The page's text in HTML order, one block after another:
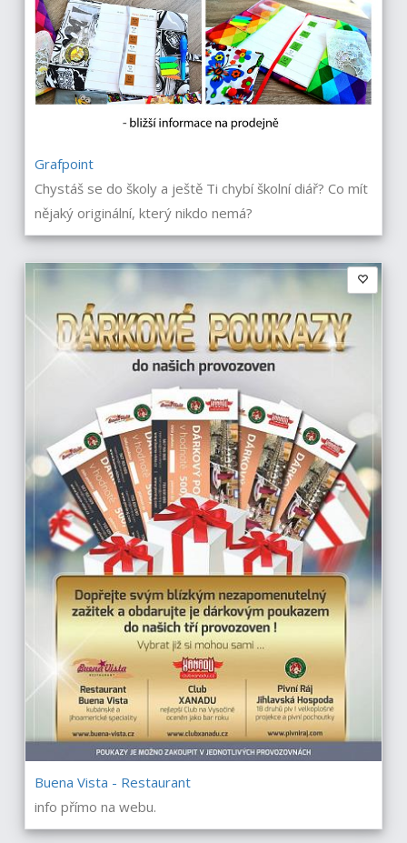
Grafpoint
Chystáš se do školy a ještě Ti chybí školní diář? Co mít
nějaký originální, který nikdo nemá?
Buena Vista - Restaurant
info přímo na webu.